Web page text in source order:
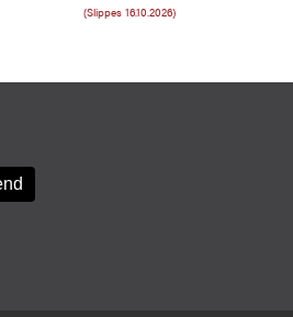
(Slippes 16.10.2026)